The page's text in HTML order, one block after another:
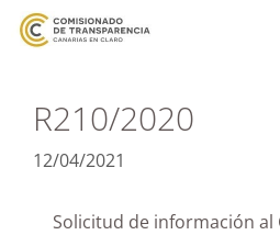
R210/2020
12/04/2021
Solicitud de información al